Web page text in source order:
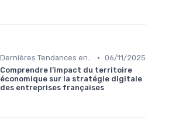
Dernières Tendances en Marketing Digital • 06/11/2025
Comprendre l’impact du territoire
économique sur la stratégie digitale
des entreprises françaises